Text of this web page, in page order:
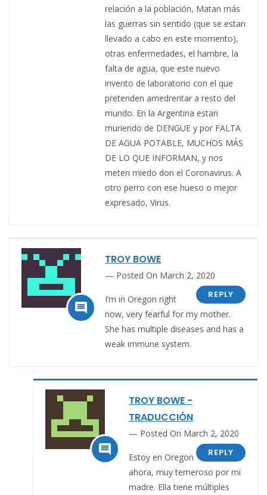
relación a la población, Matan más
las guerras sin sentido (que se estan
llevado a cabo en este momento),
otras enfermedades, el hambre, la
falta de agua, que este nuevo
invento de laboratorio con el que
pretenden amedrentar a resto del
mundo. En la Argentina estan
muriendo de DENGUE y por FALTA
DE AGUA POTABLE, MUCHOS MÁS
DE LO QUE INFORMAN, y nos
meten miedo don el Coronavirus. A
otro perro con ese hueso o mejor
expresado, Virus.

TROY BOWE
Posted On March 2, 2020
REPLY
I’m in Oregon right
now, very fearful for my mother.
She has multiple diseases and has a
weak immune system.

TROY BOWE -
TRADUCCIÓN
Posted On March 2, 2020
REPLY
Estoy en Oregon
ahora, muy temeroso por mi
madre. Ella tiene múltiples